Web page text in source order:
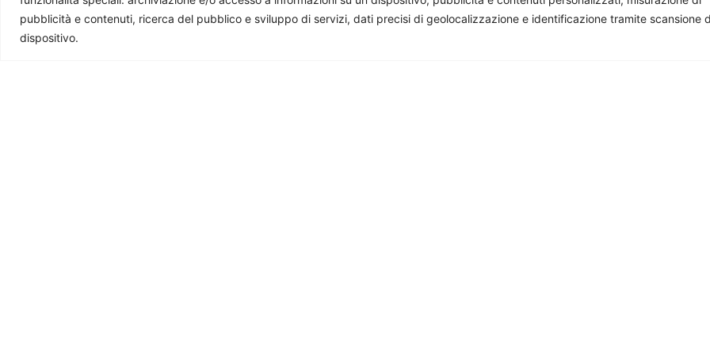
pubblicità e contenuti, ricerca del pubblico e sviluppo di servizi, dati precisi di geolocalizzazione e identificazione tramite scansione
dispositivo.
questa rivista. Se ti è utile e ti interessa quello che facciamo, sostienici: costa quanto un paio di caffè al mese.